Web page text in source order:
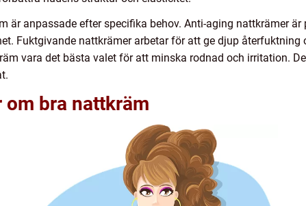
är anpassade efter specifika behov. Anti-aging nattkrämer
Fuktgivande nattkrämer arbetar för att ge djup återfuktning
vara det bästa valet för att minska rodnad och irritation.
bra nattkräm